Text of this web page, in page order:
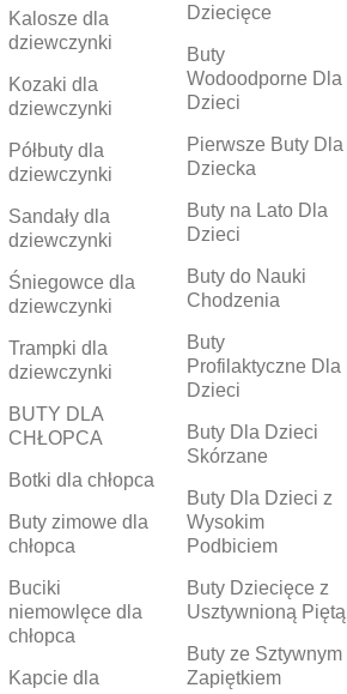
Kalosze dla
dziewczynki
Kozaki dla
dziewczynki
Półbuty dla
dziewczynki
Sandały dla
dziewczynki
Śniegowce dla
dziewczynki
Trampki dla
dziewczynki
BUTY DLA
CHŁOPCA
Botki dla chłopca
Buty zimowe dla
chłopca
Buciki
niemowlęce dla
chłopca
Kapcie dla
Dziecięce
Buty
Wodoodporne Dla
Dzieci
Pierwsze Buty Dla
Dziecka
Buty na Lato Dla
Dzieci
Buty do Nauki
Chodzenia
Buty
Profilaktyczne Dla
Dzieci
Buty Dla Dzieci
Skórzane
Buty Dla Dzieci z
Wysokim
Podbiciem
Buty Dziecięce z
Usztywnioną Piętą
Buty ze Sztywnym
Zapiętkiem